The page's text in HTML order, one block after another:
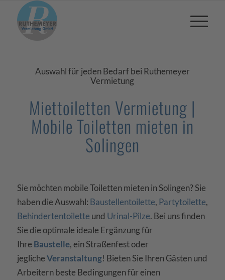
Auswahl für jeden Bedarf bei Ruthemeyer
Vermietung
Miettoiletten Vermietung |
Mobile Toiletten mieten in
Solingen
Sie möchten mobile Toiletten mieten in Solingen? Sie
haben die Auswahl: Baustellentoilette, Partytoilette,
Behindertentoilette und Urinal-Pilze. Bei uns finden
Sie die optimale ideale Ergänzung für
Ihre Baustelle, ein Straßenfest oder
jeglicheVeranstaltung! Bieten Sie Ihren Gästen und
Arbeitern beste Bedingungen für einen